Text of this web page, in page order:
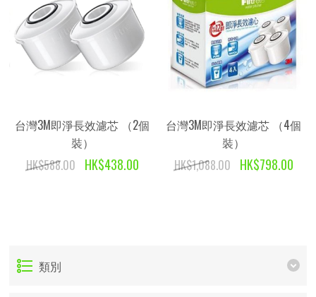
台灣3M即淨長效濾芯 （2個
裝）
HK$588.00
HK$438.00
台灣3M即淨長效濾芯 （4個
裝）
HK$1,088.00
HK$798.00
類別